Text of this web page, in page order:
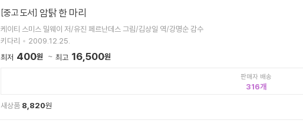
[중고 도서] 암탉 한 마리
케이티 스미스 밀웨이 저/유진 페르난데스 그림/김상일 역/강명순 감수
키다리
2009.12.25.
최저 400원 최고 16,500원
판매자 배송
316
새상품 8,820원